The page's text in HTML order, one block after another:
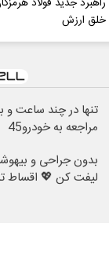
خلق ارزش
تنها در چند ساعت و
مراجعه به خودرو45
بدون جراحی و
لیفت کن 💖 اقساط تا 12